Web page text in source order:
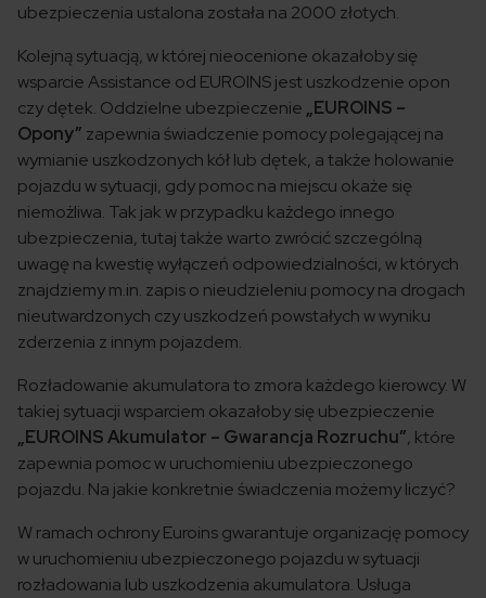
ubezpieczenia ustalona została na 2000 złotych.
Kolejną sytuacją, w której nieocenione okazałoby się
wsparcie Assistance od EUROINS jest uszkodzenie opon
czy dętek. Oddzielne ubezpieczenie „EUROINS –
Opony” zapewnia świadczenie pomocy polegającej na
wymianie uszkodzonych kół lub dętek, a także holowanie
pojazdu w sytuacji, gdy pomoc na miejscu okaże się
niemożliwa. Tak jak w przypadku każdego innego
ubezpieczenia, tutaj także warto zwrócić szczególną
uwagę na kwestię wyłączeń odpowiedzialności, w których
znajdziemy m.in. zapis o nieudzieleniu pomocy na drogach
nieutwardzonych czy uszkodzeń powstałych w wyniku
zderzenia z innym pojazdem.
Rozładowanie akumulatora to zmora każdego kierowcy. W
takiej sytuacji wsparciem okazałoby się ubezpieczenie
„EUROINS Akumulator – Gwarancja Rozruchu”, które
zapewnia pomoc w uruchomieniu ubezpieczonego
pojazdu. Na jakie konkretnie świadczenia możemy liczyć?
W ramach ochrony Euroins gwarantuje organizację pomocy
w uruchomieniu ubezpieczonego pojazdu w sytuacji
rozładowania lub uszkodzenia akumulatora. Usługa